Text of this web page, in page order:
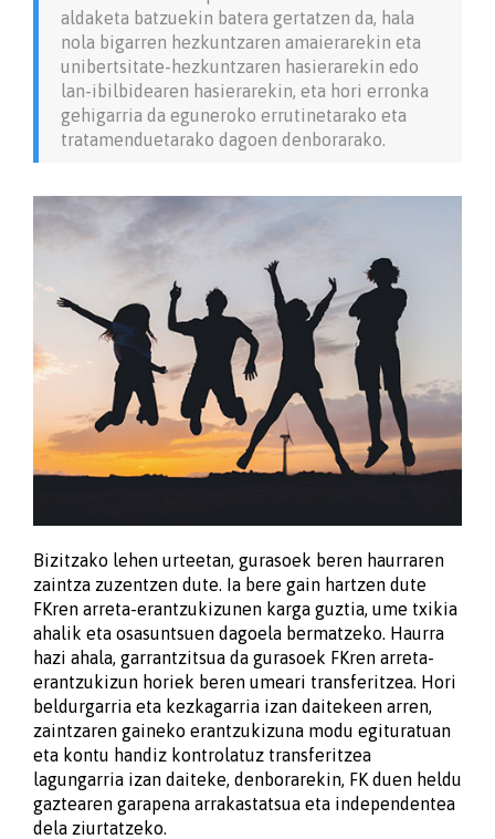
aldaketa batzuekin batera gertatzen da, hala
nola bigarren hezkuntzaren amaierarekin eta
unibertsitate-hezkuntzaren hasierarekin edo
lan-ibilbidearen hasierarekin, eta hori erronka
gehigarria da eguneroko errutinetarako eta
tratamenduetarako dagoen denborarako.
Bizitzako lehen urteetan, gurasoek beren haurraren
zaintza zuzentzen dute. Ia bere gain hartzen dute
FKren arreta-erantzukizunen karga guztia, ume txikia
ahalik eta osasuntsuen dagoela bermatzeko. Haurra
hazi ahala, garrantzitsua da gurasoek FKren arreta-
erantzukizun horiek beren umeari transferitzea. Hori
beldurgarria eta kezkagarria izan daitekeen arren,
zaintzaren gaineko erantzukizuna modu egituratuan
eta kontu handiz kontrolatuz transferitzea
lagungarria izan daiteke, denborarekin, FK duen heldu
gaztearen garapena arrakastatsua eta independentea
dela ziurtatzeko.